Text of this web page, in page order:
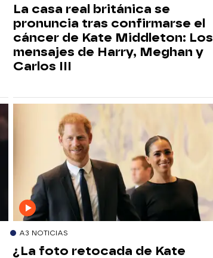
La casa real británica se
pronuncia tras confirmarse el
cáncer de Kate Middleton: Los
mensajes de Harry, Meghan y
Carlos III
A3 NOTICIAS
¿La foto retocada de Kate